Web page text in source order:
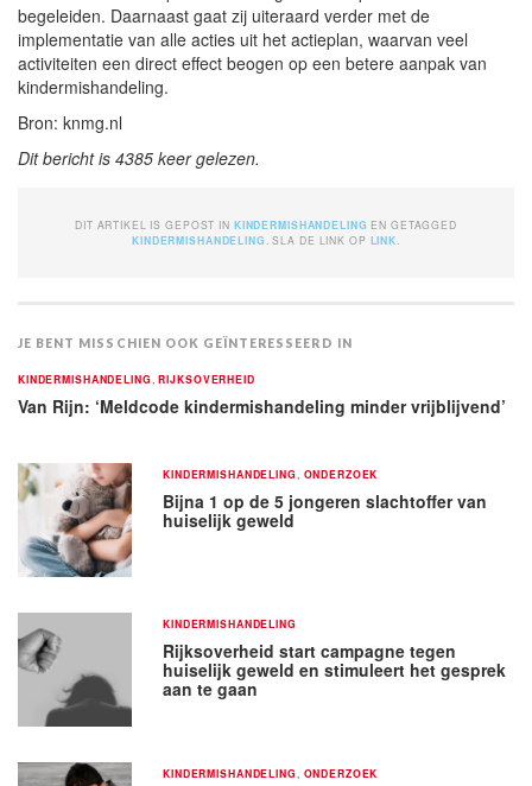
begeleiden. Daarnaast gaat zij uiteraard verder met de
implementatie van alle acties uit het actieplan, waarvan veel
activiteiten een direct effect beogen op een betere aanpak van
kindermishandeling.
Bron: knmg.nl
Dit bericht is 4385 keer gelezen.
DIT ARTIKEL IS GEPOST IN KINDERMISHANDELING EN GETAGGED
KINDERMISHANDELING . SLA DE LINK OP LINK
JE BENT MISSCHIEN OOK GEÏNTERESSEERD IN
KINDERMISHANDELING ,RIJKSOVERHEID
Van Rijn: ‘Meldcode kindermishandeling minder vrijblijvend’
KINDERMISHANDELING ONDERZOEK
Bijna 1 op de 5 jongeren slachtoffer van
huiselijk geweld
KINDERMISHANDELING
Rijksoverheid start campagne tegen
huiselijk geweld en stimuleert het gesprek
aan te gaan
KINDERMISHANDELING ONDERZOEK